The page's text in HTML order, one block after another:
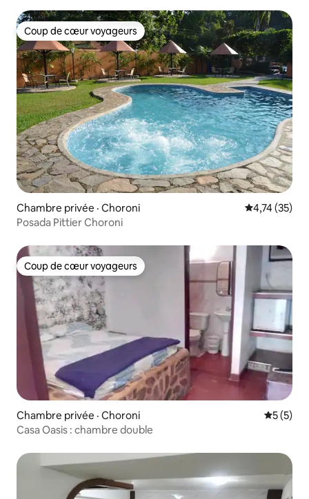
Coup de cœur voyageurs
Coup de cœur voyageurs
Chambre privée · Choroni Note
4,74 (35)
Posada Pittier Choroni
Coup de cœur voyageurs
Coup de cœur voyageurs
Chambre privée · Choroni Note
5 (5)
Casa Oasis : chambre double